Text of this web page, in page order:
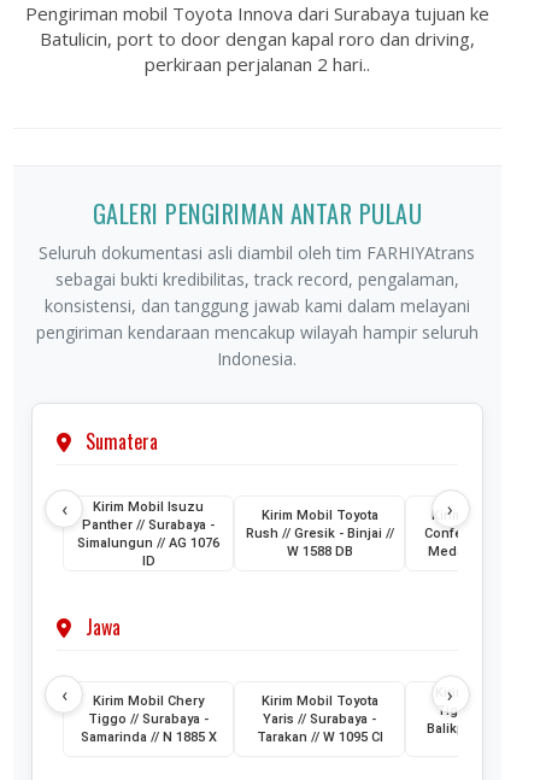
Pengiriman mobil Toyota Innova dari Surabaya tujuan ke
Batulicin, port to door dengan kapal roro dan driving,
perkiraan perjalanan 2 hari..
GALERI PENGIRIMAN ANTAR PULAU
Seluruh dokumentasi asli diambil oleh tim FARHIYAtrans
sebagai bukti kredibilitas, track record, pengalaman,
konsistensi, dan tanggung jawab kami dalam melayani
pengiriman kendaraan mencakup wilayah hampir seluruh
Indonesia.
Sumatera
‹
Kirim Mobil Isuzu
Panther // Surabaya -
Simalungun // AG 1076
ID
Kirim Mobil Toyota
Rush // Gresik - Binjai //
W 1588 DB
Kirim Mobil
Confero //
Medan // L 1202
›
Jawa
‹
Kirim Mobil Chery
Tiggo // Surabaya -
Samarinda // N 1885 X
Kirim Mobil Toyota
Yaris // Surabaya -
Tarakan // W 1095 CI
Kirim Mobil
Tiggo // Jakarta
Balikpapan // D
›